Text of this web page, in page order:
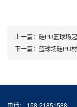
上一篇： 硅PU篮球场
下一篇： 篮球场硅PU
电话： 158-21851588